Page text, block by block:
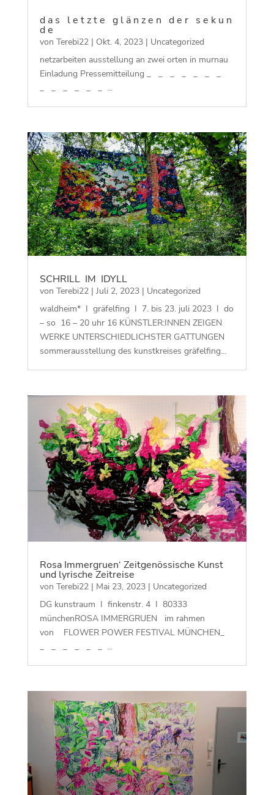
d a s l e t z t e g l ä n z e n d e r s e k u n
d e
von Terebi22| Okt. 4, 2023| Uncategorized
netzarbeiten ausstellung an zwei orten in murnau
Einladung Pressemitteilung _ _ _ _ _ _ _
_ _ _ _ _ _ ...
SCHRILL IM IDYLL
von Terebi22| Juli 2, 2023| Uncategorized
waldheim* I gräfelfing I 7. bis 23. juli 2023 I do
– so 16 – 20 uhr 16 KÜNSTLER:INNEN ZEIGEN
WERKE UNTERSCHIEDLICHSTER GATTUNGEN
sommerausstellung des kunstkreises gräfelfing...
Rosa Immergruen‘ Zeitgenössische Kunst
und lyrische Zeitreise
von Terebi22| Mai 23, 2023| Uncategorized
DG kunstraum I finkenstr. 4 I 80333
münchenROSA IMMERGRUEN im rahmen
von FLOWER POWER FESTIVAL MÜNCHEN_
_ _ _ _ _ _ ...